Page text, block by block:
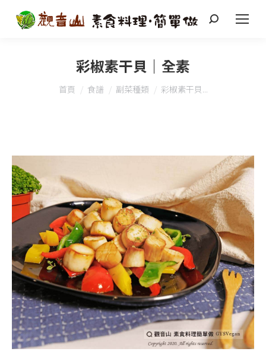
搜
彩椒素干貝｜全素
您在這裡：
首頁 食譜 副菜種類 彩椒素干貝...